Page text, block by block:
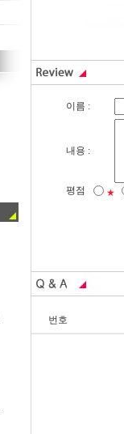
이름 :
내용 :
평점 ★
번호